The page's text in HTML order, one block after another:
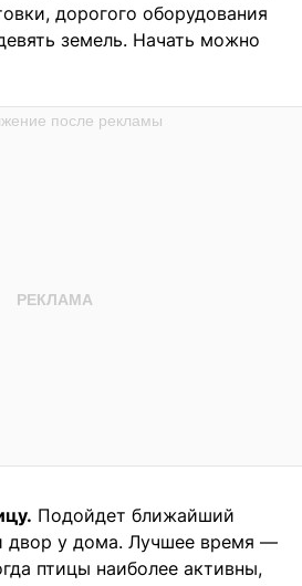
дорогого оборудования
земель. Начать можно
Подойдет ближайший
двор у дома. Лучшее время —
птицы наиболее активны,